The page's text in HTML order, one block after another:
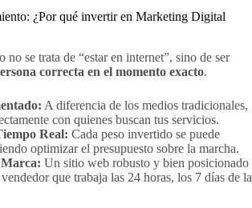
¿Por qué invertir en Marketing Digital
se trata de “estar en internet”, sino de ser
correcta en el momento exacto.
A diferencia de los medios tradicionales,
con quienes buscan tus servicios.
Real: Cada peso invertido se puede
optimizar el presupuesto sobre la marcha.
Un sitio web robusto y bien posicionado
que trabaja las 24 horas, los 7 días de la